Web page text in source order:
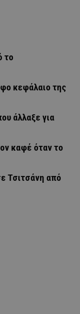
το
κεφάλαιο της
άλλαξε για
καφέ όταν το
Τσιτσάνη από